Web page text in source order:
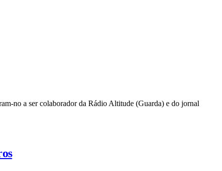
no a ser colaborador da Rádio Altitude (Guarda) e do jornal